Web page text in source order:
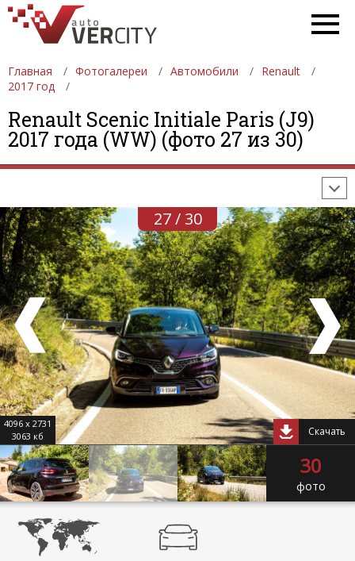
Главная Фотогалереи Автомобили
Renault
2017 год
Renault Scenic Initiale Paris (J9)
2017 года (WW) (фото 27 из 30)
ФОТОГАЛЕРЕИ АВТОМОБИЛИ
ДЕВУШКИ
АВТОСАЛОНЫ
ФОРМУЛА-1
27 / 30
4096 x 2731
3063 кб
Скачать
30
фото